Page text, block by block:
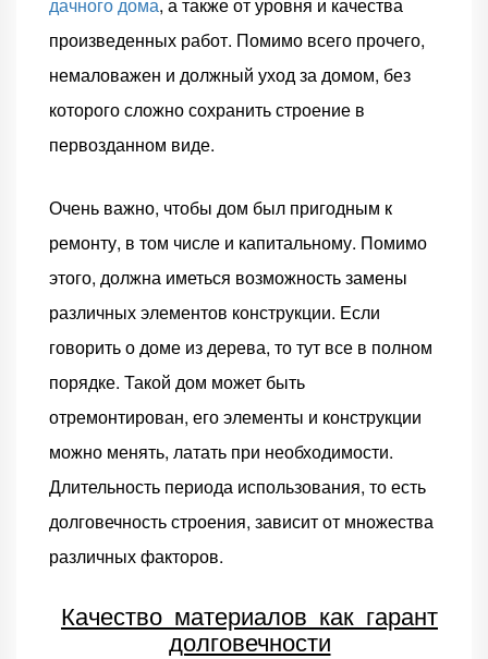
произведенных работ. Помимо всего прочего,
немаловажен и должный уход за домом, без
которого сложно сохранить строение в
первозданном виде.
Очень важно, чтобы дом был пригодным к
ремонту, в том числе и капитальному. Помимо
этого, должна иметься возможность замены
различных элементов конструкции. Если
говорить о доме из дерева, то тут все в полном
порядке. Такой дом может быть
отремонтирован, его элементы и конструкции
можно менять, латать при необходимости.
Длительность периода использования, то есть
долговечность строения, зависит от множества
различных факторов.
Качество материалов как гарант
долговечности